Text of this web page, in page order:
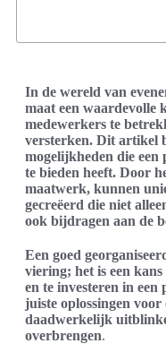
In de wereld van
maat een waardevolle
medewerkers te
versterken. Dit artikel
mogelijkheden die een
te bieden heeft. Door
maatwerk, kunnen
gecreëerd die niet
ook bijdragen aan de
Een goed
viering; het is een
en te investeren in
juiste oplossingen
daadwerkelijk
overbrengen.